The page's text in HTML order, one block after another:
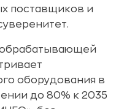
поставщиков и
обрабатывающей
оборудования в
до 80% к 2035